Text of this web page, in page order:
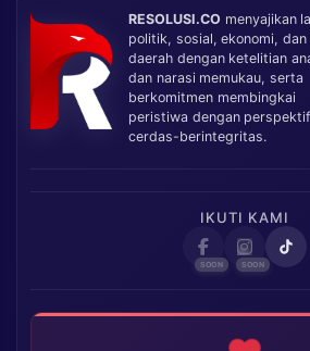
RESOLUSI.CO menyajikan
politik, sosial, ekonomi, dan
daerah dengan ketelitian
dan narasi memukau, serta
berkomitmen membingkai
peristiwa dengan perspektif
cerdas-berintegritas.
IKUTI KAMI